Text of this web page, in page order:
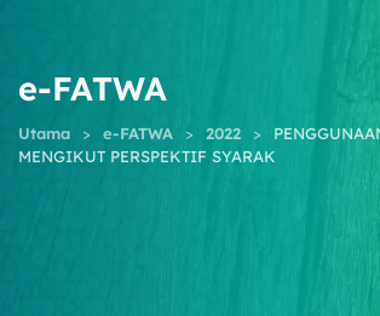
e-FATWA
Utama e-FATWA 2022
MENGIKUT PERSPEKTIF SYARAK